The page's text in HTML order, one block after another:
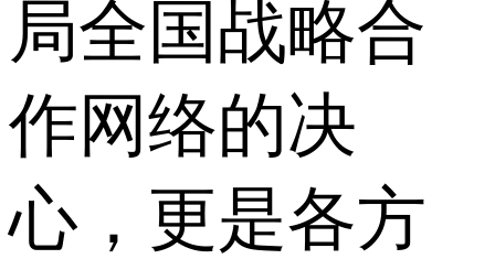
局全国战略合
作网络的决
心，更是各方